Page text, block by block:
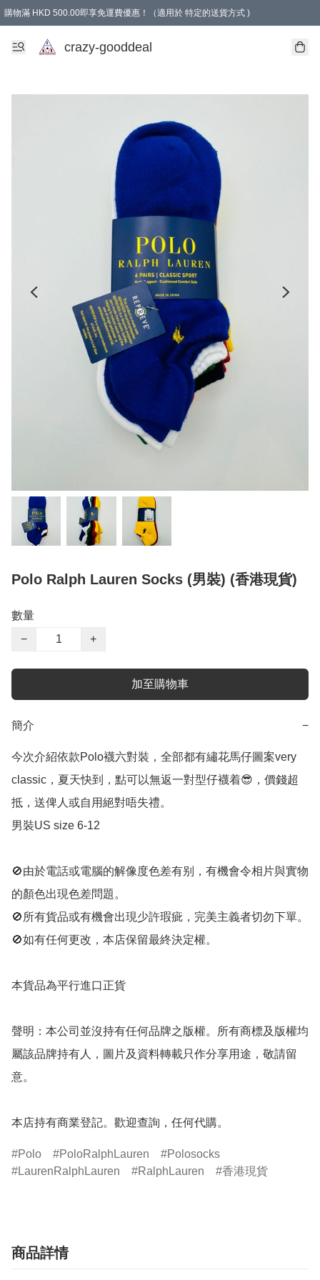
購物滿 HKD 500.00即享免運費優惠！（適用於 特定的送貨方式 )
成為會員可享免費禮品
crazy-gooddeal
Polo Ralph Lauren Socks (男裝) (香港現貨)
數量
−
+
加至購物車
簡介 −
今次介紹依款Polo襪六對裝，全部都有繡花馬仔圖案very
classic，夏天快到，點可以無返一對型仔襪着😎，價錢超
抵，送俾人或自用絕對唔失禮。
男裝US size 6-12
🚫由於電話或電腦的解像度色差有别，有機會令相片與實物
的顏色出現色差問題。
🚫所有貨品或有機會出現少許瑕疵，完美主義者切勿下單。
🚫如有任何更改，本店保留最終決定權。
本貨品為平行進口正貨
聲明：本公司並沒持有任何品牌之版權。所有商標及版權均
屬該品牌持有人，圖片及資料轉載只作分享用途，敬請留
意。
Polo PoloRalphLauren
Polosocks
LaurenRalphLauren
RalphLauren 香港現貨
商品詳情